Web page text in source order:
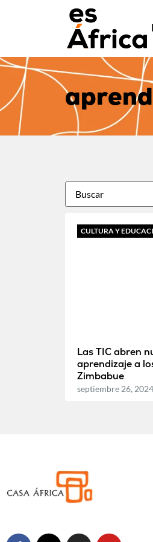
CULTURA Y
Las TIC abren
aprendizaje a
Zimbabue
septiembre 26, 2024